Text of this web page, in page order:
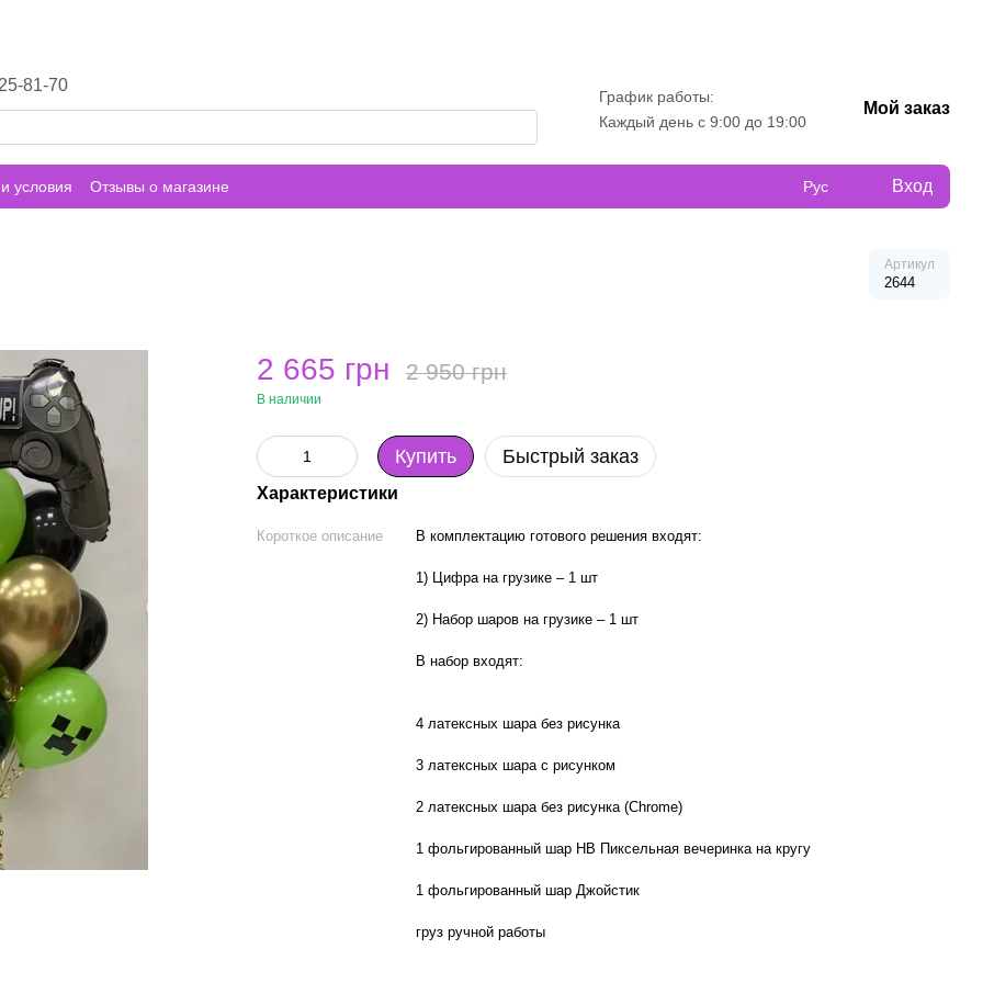
81-70
График работы:
Каждый день с 9:00 до 19:00
Мой заказ
условия Отзывы о магазине Рус Вход
Артикул
2644
2 665 грн 2 950 грн
В наличии
Купить Быстрый заказ
Характеристики
Короткое описание В комплектацию готового решения входят:
1) Цифра на грузике – 1 шт
2) Набор шаров на грузике – 1 шт
В набор входят:
4 латексных шара без рисунка
3 латексных шара с рисунком
2 латексных шара без рисунка (Chrome)
1 фольгированный шар HВ Пиксельная вечеринка на кругу
1 фольгированный шар Джойстик
груз ручной работы